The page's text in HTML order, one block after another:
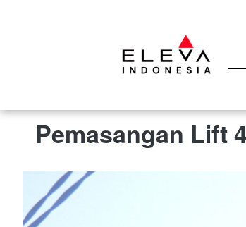
Pemasangan Lift